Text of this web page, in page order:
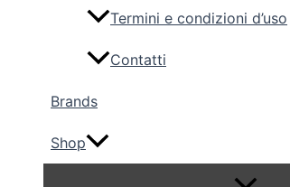
Termini e condizioni d’uso
Contatti
Brands
Shop